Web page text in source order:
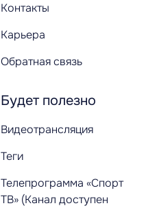
Контакты
Карьера
Обратная связь
Будет полезно
Видеотрансляция
Теги
Телепрограмма «Спорт
ТВ» (Канал доступен